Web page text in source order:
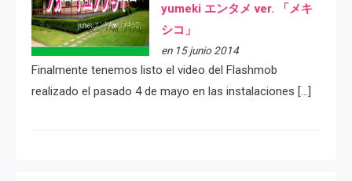
yumeki エンタメ ver. 「メキ
シコ」
en 15 junio 2014
Finalmente tenemos listo el video del Flashmob
realizado el pasado 4 de mayo en las instalaciones […]